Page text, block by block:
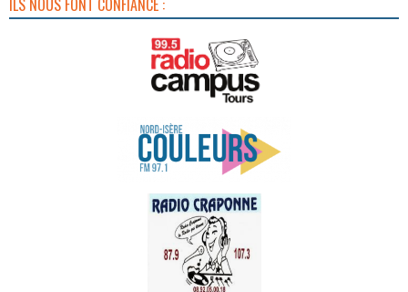
ILS NOUS FONT CONFIANCE :